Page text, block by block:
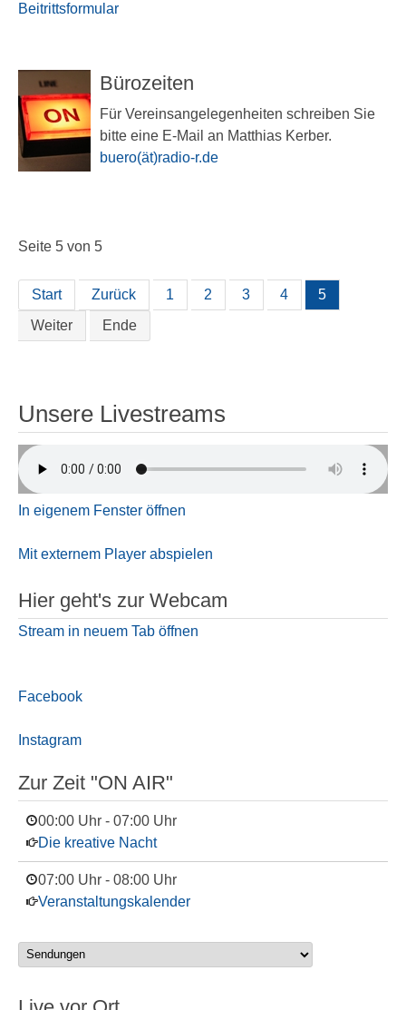
Beitrittsformular
Bürozeiten
Für Vereinsangelegenheiten schreiben Sie
bitte eine E-Mail an Matthias Kerber.
buero(ät)radio-r.de
Seite 5 von 5
Start Zurück 1 2 3 4
5
Weiter
Ende
Unsere Livestreams
In eigenem Fenster öffnen
Mit externem Player abspielen
Hier geht's zur Webcam
Stream in neuem Tab öffnen
Facebook
Instagram
Zur Zeit "ON AIR"
00:00 Uhr - 07:00 Uhr
Die kreative Nacht
07:00 Uhr - 08:00 Uhr
Veranstaltungskalender